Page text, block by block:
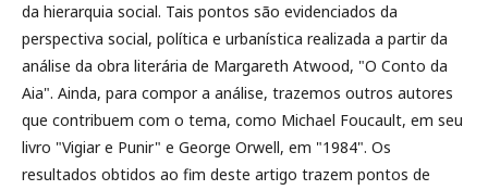
da hierarquia social. Tais pontos são evidenciados da
perspectiva social, política e urbanística realizada a partir da
análise da obra literária de Margareth Atwood, "O Conto da
Aia". Ainda, para compor a análise, trazemos outros autores
que contribuem com o tema, como Michael Foucault, em seu
livro "Vigiar e Punir" e George Orwell, em "1984". Os
resultados obtidos ao fim deste artigo trazem pontos de